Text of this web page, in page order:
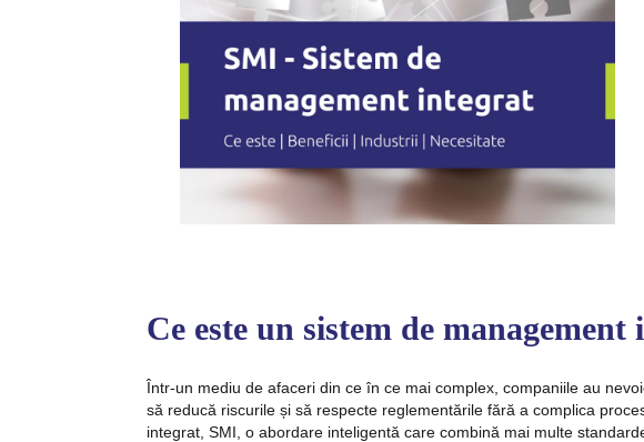
Ce este un sistem de
Într-un mediu de afaceri din ce în ce mai complex, companiile au
să reducă riscurile și să respecte reglementările fără a complica
integrat, SMI, o abordare inteligentă care combină mai multe